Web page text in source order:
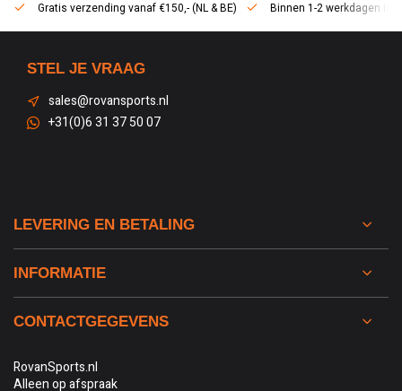
Gratis verzending vanaf €150,- (NL & BE) Binnen 1-2 werkdagen in
STEL JE VRAAG
sales@rovansports.nl
+31(0)6 31 37 50 07
LEVERING EN BETALING
INFORMATIE
CONTACTGEGEVENS
RovanSports.nl
Alleen op afspraak